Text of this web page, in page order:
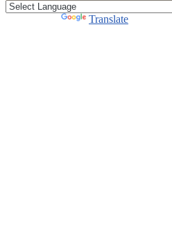
Translate